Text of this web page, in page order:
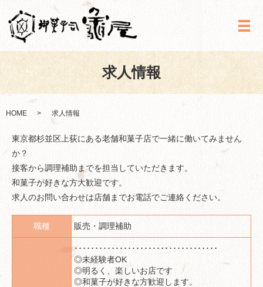
メ
求人情報
HOME 求人情報
東京都杉並区上荻にある老舗和菓子店で一緒に働いてみません
か？
接客から調理補助までを担当していただきます。
和菓子が好きな方大歓迎です。
求人のお問い合わせは店舗までお電話でご連絡ください。
職種 販売・調理補助
･･･････････････････････････････････
◎未経験者OK
◎明るく、楽しいお店です
◎和菓子が好きな方歓迎します。